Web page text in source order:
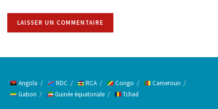
Angola RDC RCA Congo
Cameroun
Gabon
Guinée équatoriale Tchad